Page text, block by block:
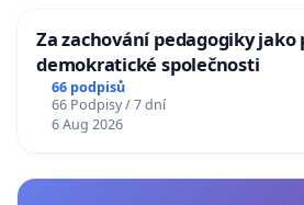
Za zachování pedagogiky jako
demokratické společnosti
66 podpisů
66 Podpisy / 7 dní
6 Aug 2026